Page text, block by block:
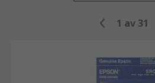
1 av 31